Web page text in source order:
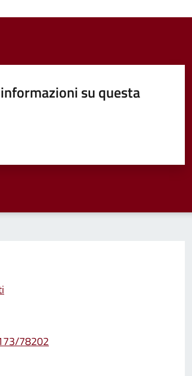
su questa
78202